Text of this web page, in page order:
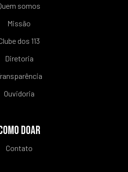
somos
Missão
dos 113
Diretoria
Ouvidoria
DOAR
Contato